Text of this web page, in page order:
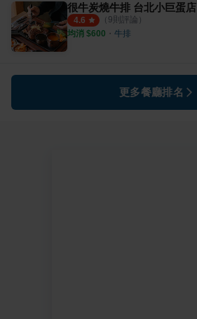
很牛炭燒牛排 台北小巨蛋店
4.6 （ 9則評論）
均消 $600 ・ 牛排
更多餐廳排名